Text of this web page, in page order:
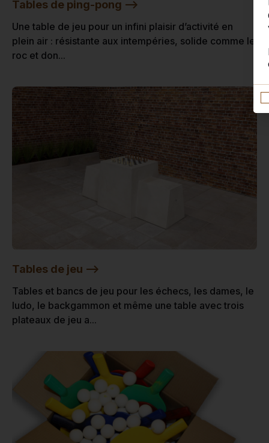
Tables de ping-pong -->
Une table de jeu pour un infini plaisir d’activité en
plein air : résistante aux intempéries, solide comme le
roc et don...
Tables de jeu -->
Tables et bancs de jeu pour les échecs, les dames, le
ludo, le backgammon et même une table avec trois
plateaux de jeu a...